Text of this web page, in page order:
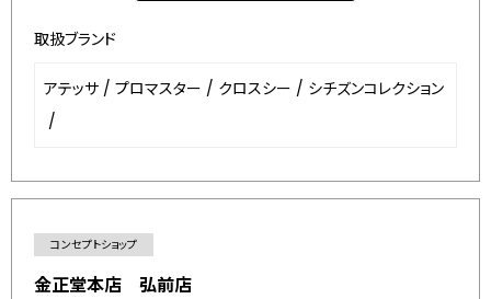
取扱ブランド
アテッサ / プロマスター / クロスシー / シチズンコレクション
/
コンセプトショップ
金正堂本店 弘前店